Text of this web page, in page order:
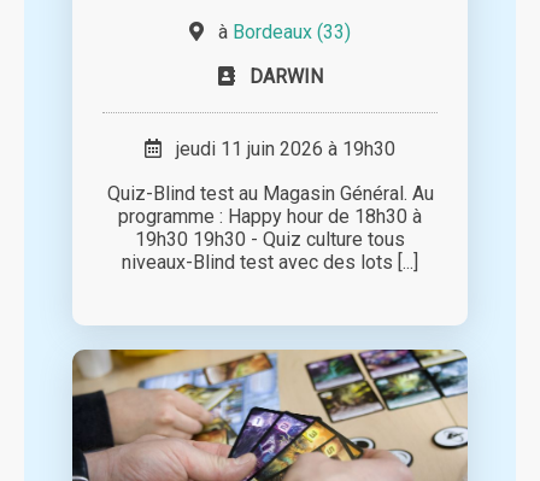
à Bordeaux (33)
DARWIN
jeudi 11 juin 2026 à 19h30
Quiz-Blind test au Magasin Général. Au
programme : Happy hour de 18h30 à
19h30 19h30 - Quiz culture tous
niveaux-Blind test avec des lots [...]